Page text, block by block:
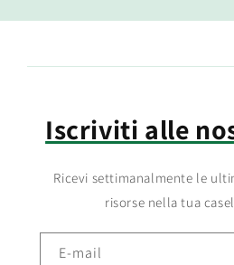
Iscriviti alle
Ricevi settimanalmente le
risorse nella tua
E-mail